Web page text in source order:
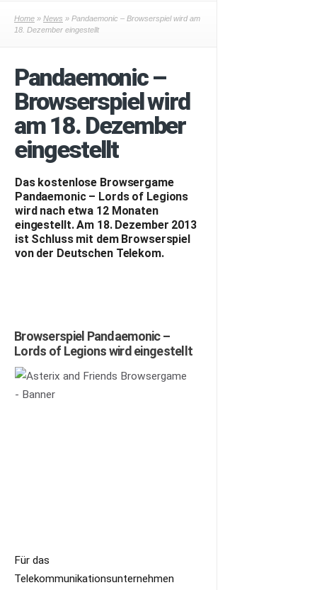
Home » News » Pandaemonic – Browserspiel wird am
18. Dezember eingestellt
Pandaemonic –
Browserspiel wird
am 18. Dezember
eingestellt
Das kostenlose Browsergame
Pandaemonic – Lords of Legions
wird nach etwa 12 Monaten
eingestellt. Am 18. Dezember 2013
ist Schluss mit dem Browserspiel
von der Deutschen Telekom.
Browserspiel Pandaemonic –
Lords of Legions wird eingestellt
Für das
Telekommunikationsunternehmen